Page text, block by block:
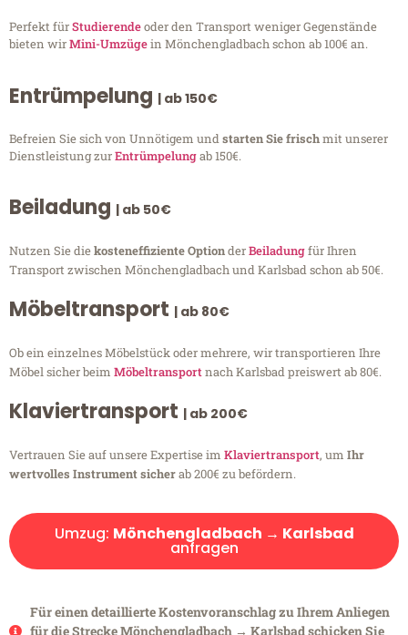
Perfekt fürStudierendeoder den Transport weniger Gegenstände
bieten wirMini-Umzügein Mönchengladbach schon ab 100€ an.
Entrümpelung | ab 150€
Befreien Sie sich von Unnötigem undstarten Sie frischmit unserer
Dienstleistung zurEntrümpelungab 150€.
Beiladung | ab 50€
Nutzen Sie diekosteneffiziente OptionderBeiladungfür Ihren
Transport zwischen Mönchengladbach und Karlsbad schon ab 50€.
Möbeltransport | ab 80€
Ob ein einzelnes Möbelstück oder mehrere, wir transportieren Ihre
Möbel sicher beim Möbeltransportnach Karlsbad preiswert ab 80€.
Klaviertransport | ab 200€
Vertrauen Sie auf unsere Expertise im Klaviertransport, um Ihr
wertvolles Instrument sicherab 200€ zu befördern.
Umzug: Mönchengladbach → Karlsbad
anfragen
Für einen detaillierte Kostenvoranschlag zu Ihrem Anliegen
für die Strecke Mönchengladbach → Karlsbad schicken Sie